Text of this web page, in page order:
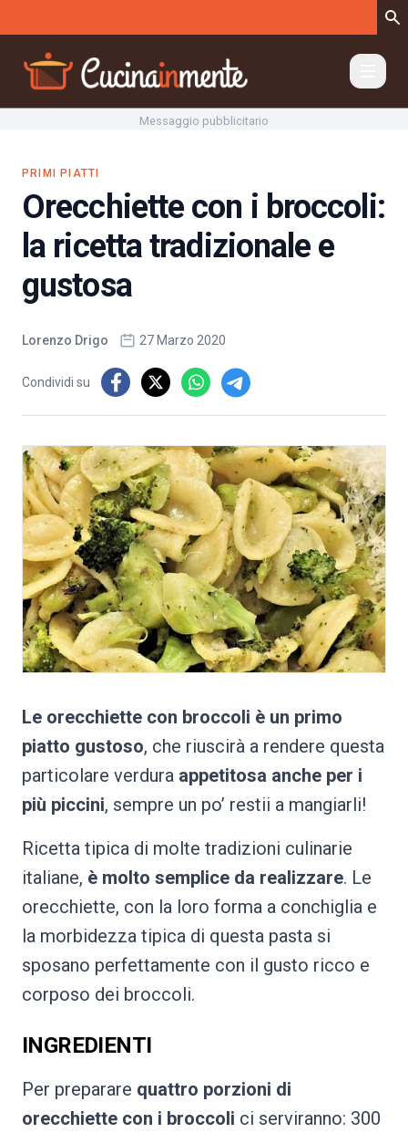
Messaggio pubblicitario
PRIMI PIATTI
Orecchiette con i broccoli:
la ricetta tradizionale e
gustosa
Lorenzo Drigo 27 Marzo 2020
Condividi su
Le orecchiette con broccoli è un primo
piatto gustoso, che riuscirà a rendere questa
particolare verdura appetitosa anche per i
più piccini, sempre un po’ restii a mangiarli!
Ricetta tipica di molte tradizioni culinarie
italiane, è molto semplice da realizzare. Le
orecchiette, con la loro forma a conchiglia e
la morbidezza tipica di questa pasta si
sposano perfettamente con il gusto ricco e
corposo dei broccoli.
INGREDIENTI
Per preparare quattro porzioni di
orecchiette con i broccoli ci serviranno: 300